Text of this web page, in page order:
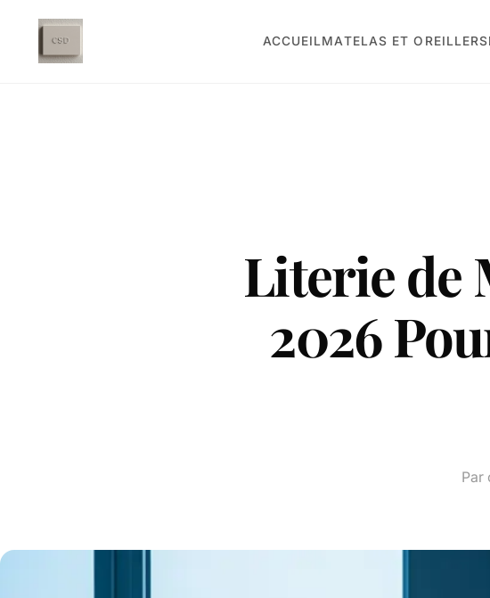
ACCUEILMATELAS ET OREILLERS
Literie de
2026
Par